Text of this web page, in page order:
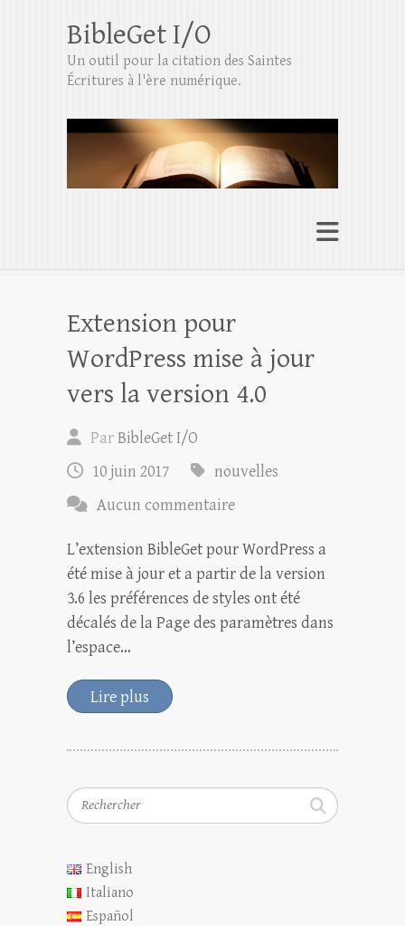
BibleGet I/O
Un outil pour la citation des Saintes
Écritures à l'ère numérique.
Extension pour
WordPress mise à jour
vers la version 4.0
ParBibleGet I/O
10 juin 2017
nouvelles
Aucun commentaire
L’extension BibleGet pour WordPress a
été mise à jour et a partir de la version
3.6 les préférences de styles ont été
décalés de la Page des paramètres dans
l’espace…
Lire plus
Rechercher
English
Italiano
Español